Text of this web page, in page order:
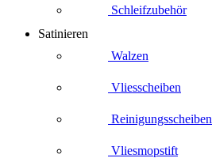
Schleifzubehör
Satinieren
Walzen
Vliesscheiben
Reinigungsscheiben
Vliesmopstift